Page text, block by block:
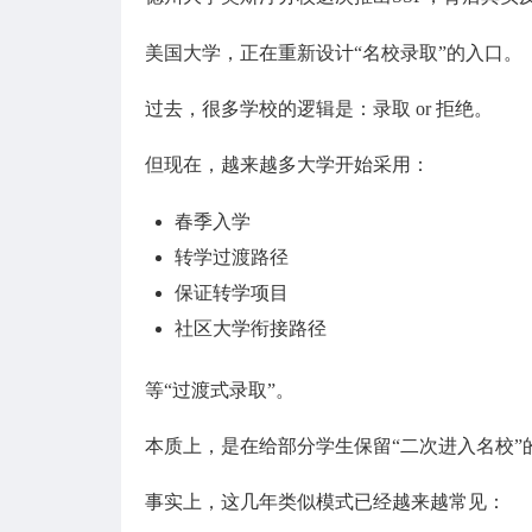
美国大学，正在重新设计“名校录取”的入口。
过去，很多学校的逻辑是：录取 or 拒绝。
但现在，越来越多大学开始采用：
春季入学
转学过渡路径
保证转学项目
社区大学衔接路径
等“过渡式录取”。
本质上，是在给部分学生保留“二次进入名校”
事实上，这几年类似模式已经越来越常见：